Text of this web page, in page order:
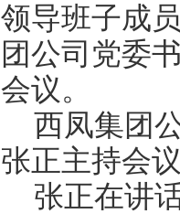
领导班子成
团公司党委
会议。
西凤集团
张正主持会
张正在讲